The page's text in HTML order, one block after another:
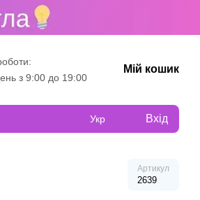
з 9:00 до 19:00
Мій кошик
Укр Вхід
Артикул
2639